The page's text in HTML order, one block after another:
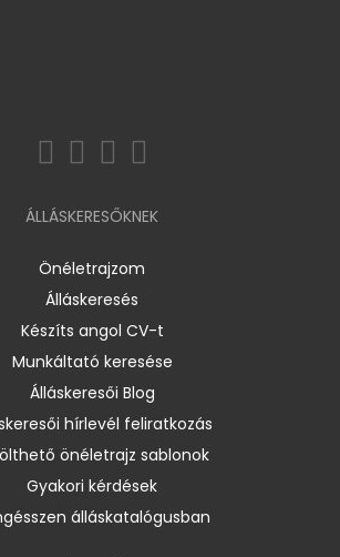
ÁLLÁSKERESŐKNEK
Önéletrajzom
Álláskeresés
Készíts angol CV-t
Munkáltató keresése
Álláskeresői Blog
hírlevél feliratkozás
önéletrajz sablonok
Gyakori kérdések
álláskatalógusban